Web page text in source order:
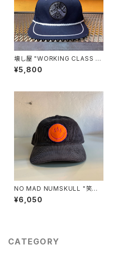
壊し屋 "WORKING CLASS C
AP"(NAVY)
¥5,800
NO MAD NUMSKULL "笑温
泉 CORDUROY CAP"(GRAY)
¥6,050
CATEGORY